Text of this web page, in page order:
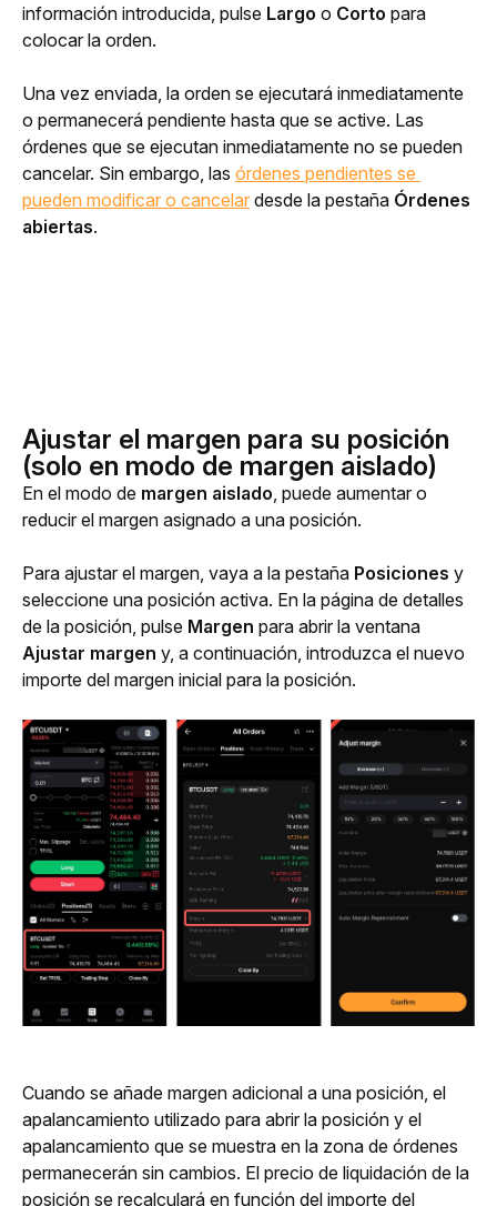
información introducida, pulse Largo o Corto para
colocar la orden.
Una vez enviada, la orden se ejecutará inmediatamente
o permanecerá pendiente hasta que se active. Las
órdenes que se ejecutan inmediatamente no se pueden
cancelar. Sin embargo, las órdenes pendientes se
pueden modificar o cancelar desde la pestaña Órdenes
abiertas.
Ajustar el margen para su posición
(solo en modo de margen aislado)
En el modo de margen aislado , puede aumentar o
reducir el margen asignado a una posición.
Para ajustar el margen, vaya a la pestaña Posiciones y
seleccione una posición activa. En la página de detalles
de la posición, pulse Margen
Ajustar margen y, a continuación, introduzca el nuevo
importe del margen inicial para la posición.
Cuando se añade margen adicional a una posición, el
apalancamiento utilizado para abrir la posición y el
apalancamiento que se muestra en la zona de órdenes
permanecerán sin cambios. El precio de liquidación de la
posición se recalculará en función del importe del